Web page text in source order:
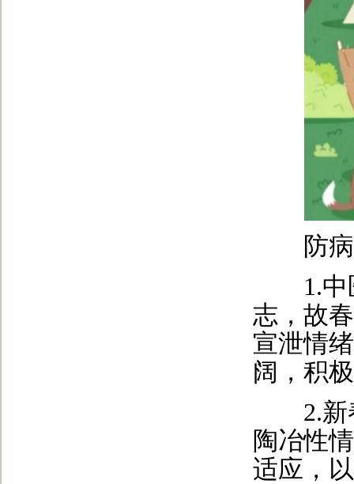
防病
1.中医
志，故
宣泄情
阔，积
2.新春
陶冶性
适应，